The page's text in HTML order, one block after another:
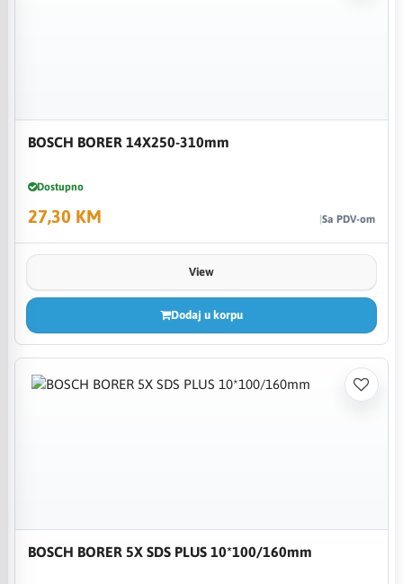
BOSCH BORER 14X250-310mm
Dostupno
27,30 KM Sa PDV-om
View
Dodaj u korpu
BOSCH BORER 5X SDS PLUS 10*100/160mm